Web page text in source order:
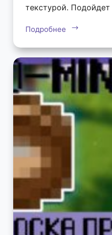
текстурой. Подойдет
Подробнее